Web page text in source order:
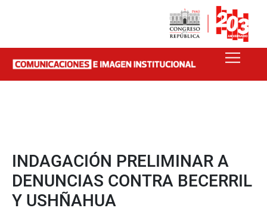
INDAGACIÓN PRELIMINAR A
DENUNCIAS CONTRA BECERRIL
Y USHÑAHUA